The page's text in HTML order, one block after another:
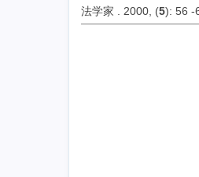
法学家 . 2000, (5): 56 -